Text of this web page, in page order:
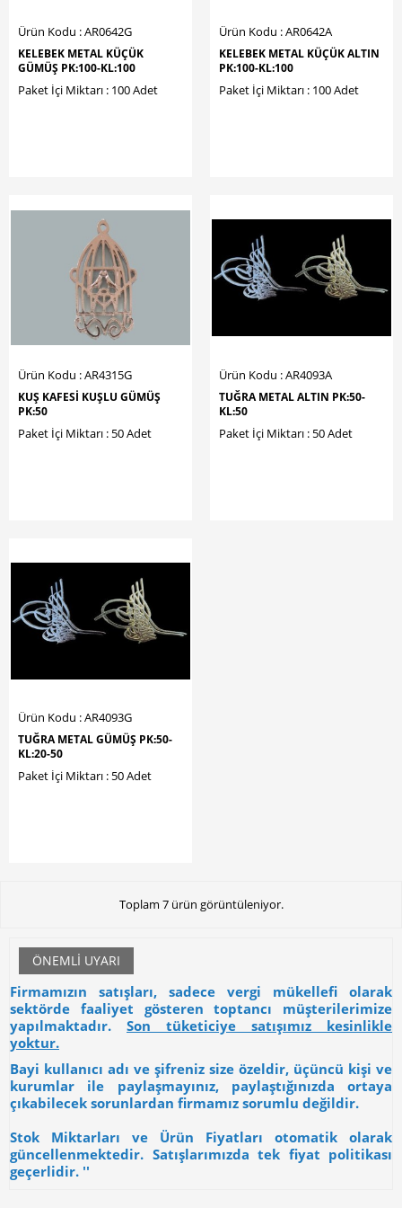
Ürün Kodu : AR0642G
KELEBEK METAL KÜÇÜK
GÜMÜŞ PK:100-KL:100
Paket İçi Miktarı : 100 Adet
Ürün Kodu : AR0642A
KELEBEK METAL KÜÇÜK ALTIN
PK:100-KL:100
Paket İçi Miktarı : 100 Adet
Ürün Kodu : AR4315G
KUŞ KAFESİ KUŞLU GÜMÜŞ
PK:50
Paket İçi Miktarı : 50 Adet
Ürün Kodu : AR4093A
TUĞRA METAL ALTIN PK:50-
KL:50
Paket İçi Miktarı : 50 Adet
Ürün Kodu : AR4093G
TUĞRA METAL GÜMÜŞ PK:50-
KL:20-50
Paket İçi Miktarı : 50 Adet
Toplam 7 ürün görüntüleniyor.
ÖNEMLI UYARI
Firmamızın satışları, sadece vergi mükellefi olarak
sektörde faaliyet gösteren toptancı müşterilerimize
yapılmaktadır. Son tüketiciye satışımız kesinlikle
yoktur.
Bayi kullanıcı adı ve şifreniz size özeldir, üçüncü kişi ve
kurumlar ile paylaşmayınız, paylaştığınızda ortaya
çıkabilecek sorunlardan firmamız sorumlu değildir.
Stok Miktarları ve Ürün Fiyatları otomatik olarak
güncellenmektedir. Satışlarımızda tek fiyat politikası
geçerlidir. ''